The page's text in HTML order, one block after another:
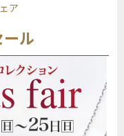
ア
ル